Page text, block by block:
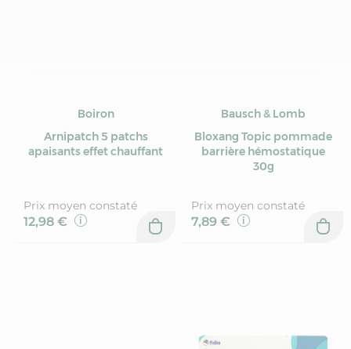
Boiron
Arnipatch 5 patchs
apaisants effet chauffant
Prix moyen constaté
12,98 €
Bausch & Lomb
Bloxang Topic pommade
barrière hémostatique
30g
Prix moyen constaté
7,89 €